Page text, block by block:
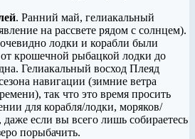
. Ранний май, гелиакальный
на рассвете рядом с солнцем).
лодки и корабли были
крошечной рыбацкой лодки до
Гелиакальный восход Плеяд
навигации (зимние ветра
так что это время просить
для корабля/лодки, моряков/
если вы всего лишь собираетесь
порыбачить.